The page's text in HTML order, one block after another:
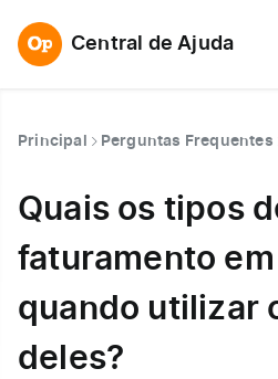
Central de Ajuda
Principal Perguntas Frequentes
Quais os tipos
faturamento
quando utilizar
deles?